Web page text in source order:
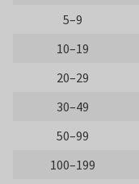
5–9
10–19
20–29
30–49
50–99
100–199